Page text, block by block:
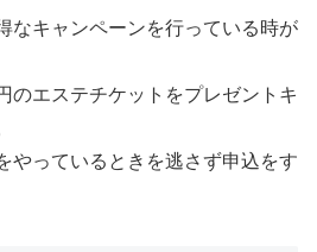
なキャンペーンを行っている時が
のエステチケットをプレゼントキ
やっているときを逃さず申込をす